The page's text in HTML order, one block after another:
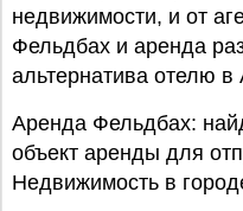
недвижимости, и от
Фельдбах и аренда
альтернатива отелю в
Аренда Фельдбах:
объект аренды для
Недвижимость в